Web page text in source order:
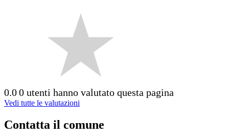
0.00 utenti hanno valutato questa pagina
Vedi tutte le valutazioni
Contatta il comune